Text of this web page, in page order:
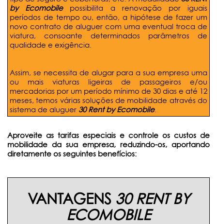
by Ecomobilepossibilita a renovação por iguais
períodos de tempo ou, então, a hipótese de fazer um
novo contrato de aluguer com uma eventual troca de
viatura, consoante determinados parâmetros de
qualidade e exigência.
Assim, se necessita de alugar para a sua empresa uma
ou mais viaturas ligeiras de passageiros e/ou
mercadorias por um período mínimo de 30 dias e até 12
meses, temos várias soluções de mobilidade através do
sistema de aluguer 30 Rent by Ecomobile.
Aproveite as tarifas especiais e controle os custos de
mobilidade da sua empresa, reduzindo-os, aportando
diretamente os seguintes benefícios:
VANTAGENS 30 RENTBY
ECOMOBILE